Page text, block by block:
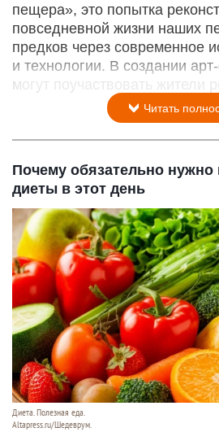
пещера», это попытка
повседневной жизни наших
предков через современное
и технологии. В создании
могут поучаствовать жители
Читать
Почему обязательно нужно
диеты в этот день
Диета. Полезная еда.
Altapress.ru/Шедеврум.